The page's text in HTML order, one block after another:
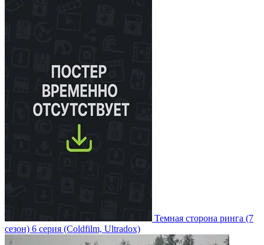
Темная сторона ринга (7
сезон) 6 серия (Coldfilm, Ultradox)